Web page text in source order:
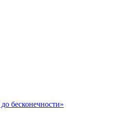
бесконечности»